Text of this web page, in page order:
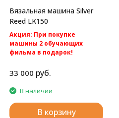
Вязальная машина Silver
Reed LK150
Акция: При покупке
машины 2 обучающих
фильма в подарок!
доставка по России.
Silver Reed LK150
Однофонтурная вязальная
машина 4 класса.
33 000 руб.
В наличии
В корзину